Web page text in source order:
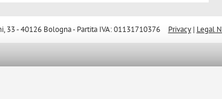
33 - 40126 Bologna - Partita IVA: 01131710376 Privacy| Legal